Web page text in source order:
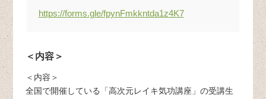
https://forms.gle/fpynFmkkntda1z4K7
＜内容＞
＜内容＞
全国で開催している「高次元レイキ気功講座」の受講生